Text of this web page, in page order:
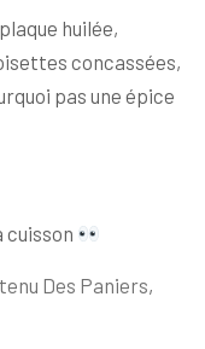
huilée,
concassées,
pas une épice
cuisson
Des Paniers,